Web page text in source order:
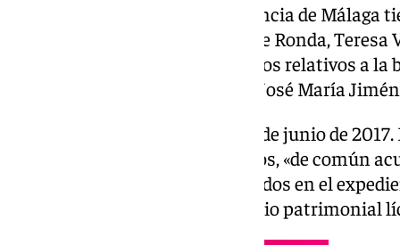
La Sección Segunda de la Audiencia de Málaga
de noviembre a la exalcaldesa de Ronda,
falsificación de unos documentos relativos a la
se celebrará el juicio del exedil, José María
Los hechos tuvieron lugar el 17 de junio de
pública, apunta que los acusados, «de común
documentos «mendaces» incluidos en el
objetivo era «obtener un beneficio patrimonial